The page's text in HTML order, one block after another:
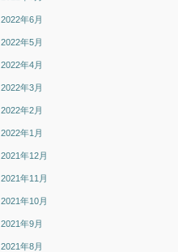
2022年6月
2022年5月
2022年4月
2022年3月
2022年2月
2022年1月
2021年12月
2021年11月
2021年10月
2021年9月
2021年8月